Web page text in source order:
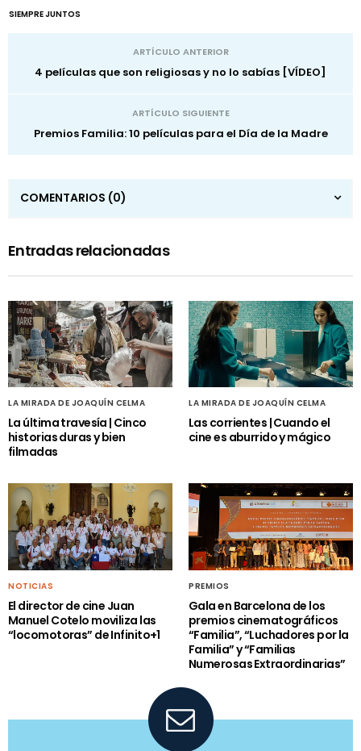
SIEMPRE JUNTOS
ARTÍCULO ANTERIOR
4 películas que son religiosas y no lo sabías [VÍDEO]
ARTÍCULO SIGUIENTE
Premios Familia: 10 películas para el Día de la Madre
COMENTARIOS (0)
Entradas relacionadas
LA MIRADA DE JOAQUÍN CELMA
La última travesía | Cinco
historias duras y bien
filmadas
LA MIRADA DE JOAQUÍN CELMA
Las corrientes | Cuando el
cine es aburrido y mágico
NOTICIAS
El director de cine Juan
Manuel Cotelo moviliza las
“locomotoras” de Infinito+1
PREMIOS
Gala en Barcelona de los
premios cinematográficos
“Familia”, “Luchadores por la
Familia” y “Familias
Numerosas Extraordinarias”